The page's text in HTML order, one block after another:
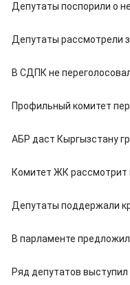
Депутаты поспорили о
Депутаты рассмотрели
В СДПК не
Профильный комитет
АБР даст Кыргызстану
Комитет ЖК рассмотрит
Депутаты поддержали
В парламенте
Ряд депутатов